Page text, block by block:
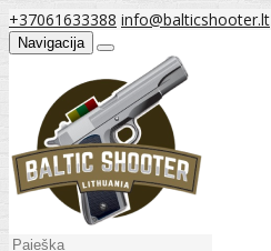
+37061633388 info@balticshooter.lt
Navigacija